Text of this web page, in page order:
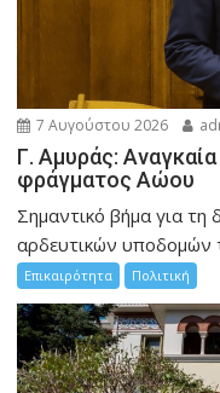
7 Αυγούστου 2026
Γ. Αμυράς:
φράγματος Αώου
Σημαντικό βήμα για τη
αρδευτικών υποδομών
Επικαιρότητα Πολιτική